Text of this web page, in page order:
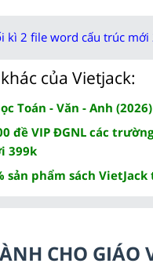
kì 2 file word cấu trúc
của Vietjack:
Toán - Văn - Anh
đề VIP ĐGNL các
399k
sản phẩm sách
CHO GIÁO